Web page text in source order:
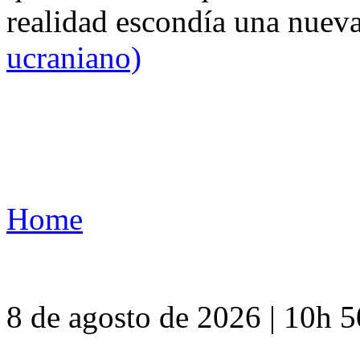
realidad escondía una
ucraniano)
Home
8 de agosto de 2026 | 10h